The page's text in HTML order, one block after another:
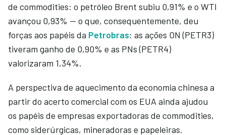
de commodities: o petróleo Brent subiu 0,91% e o WTI
avançou 0,93% — o que, consequentemente, deu
forças aos papéis da Petrobras: as ações ON (PETR3)
tiveram ganho de 0,90% e as PNs (PETR4)
valorizaram 1,34%.
A perspectiva de aquecimento da economia chinesa a
partir do acerto comercial com os EUA ainda ajudou
os papéis de empresas exportadoras de commodities,
como siderúrgicas, mineradoras e papeleiras.